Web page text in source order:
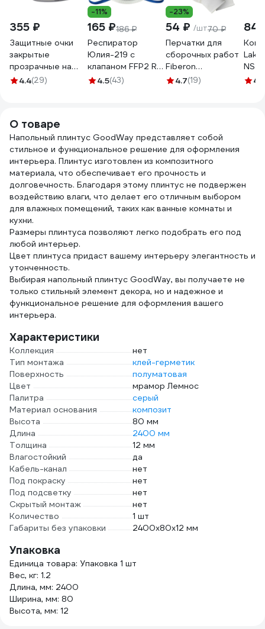
355 ₽
Защитные очки
закрытые
прозрачные на
резинке Gigant
4.4(29)
-11%
165 ₽186 ₽
Респиратор
Юлия-219 с
клапаном FFP2 RD
Респираторный
4.5(43)
-23%
54 ₽ /шт70 ₽
Перчатки для
сборочных работ
Fiberon
полиэстер, 9/L,
4.7(19)
NS
Одо4.8
О товаре
Напольный плинтус GoodWay представляет собой
стильное и функциональное решение для оформления
интерьера. Плинтус изготовлен из композитного
материала, что обеспечивает его прочность и
долговечность. Благодаря этому плинтус не подвержен
воздействию влаги, что делает его отличным выбором
для влажных помещений, таких как ванные комнаты и
кухни.
Размеры плинтуса позволяют легко подобрать его под
любой интерьер.
Цвет плинтуса придаст вашему интерьеру элегантность и
утонченность.
Выбирая напольный плинтус GoodWay, вы получаете не
только стильный элемент декора, но и надежное и
функциональное решение для оформления вашего
интерьера.
Характеристики
Коллекция
нет
Тип монтажа
клей-герметик
Поверхность
полуматовая
Цвет
мрамор Лемнос
Палитра
серый
Материал основания
композит
Высота
80 мм
Длина
2400 мм
Толщина
12 мм
Влагостойкий
да
Кабель-канал
нет
Под покраску
нет
Под подсветку
нет
Скрытый монтаж
нет
Количество
1 шт
Габариты без упаковки
2400х80х12 мм
Упаковка
Единица товара: Упаковка 1 шт
Вес, кг: 1.2
Длина, мм: 2400
Ширина, мм: 80
Высота, мм: 12